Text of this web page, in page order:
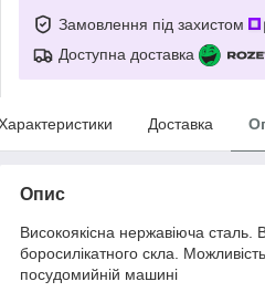
Замовлення під захистом
Доступна доставка
Доставка
Опис
Високоякісна нержавіюча сталь.
боросилікатного скла.
посудомийній машині